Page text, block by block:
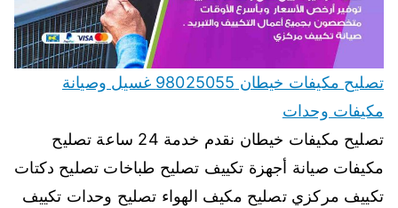
تصليح مكيفات خيطان 98025055 غسيل وصيانة
مكيفات وحدات
تصليح مكيفات خيطان نقدم خدمة 24 ساعة تصليح
مكيفات صيانة أجهزة تكييف تصليح طباخات تصليح دكتات
تكييف مركزي تصليح مكيف الهواء تصليح وحدات تكييف